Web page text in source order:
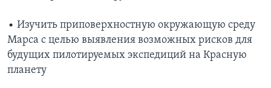
• Изучить приповерхностную окружающую среду
Марса с целью выявления возможных рисков для
будущих пилотируемых экспедиций на Красную
планету